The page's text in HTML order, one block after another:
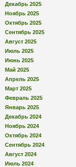
Декабрь 2025
Ноябрь 2025
Октябрь 2025
Сентябрь 2025
Август 2025
Июль 2025
Июнь 2025
Май 2025
Апрель 2025
Март 2025
Февраль 2025
Январь 2025
Декабрь 2024
Ноябрь 2024
Октябрь 2024
Сентябрь 2024
Август 2024
Июль 2024